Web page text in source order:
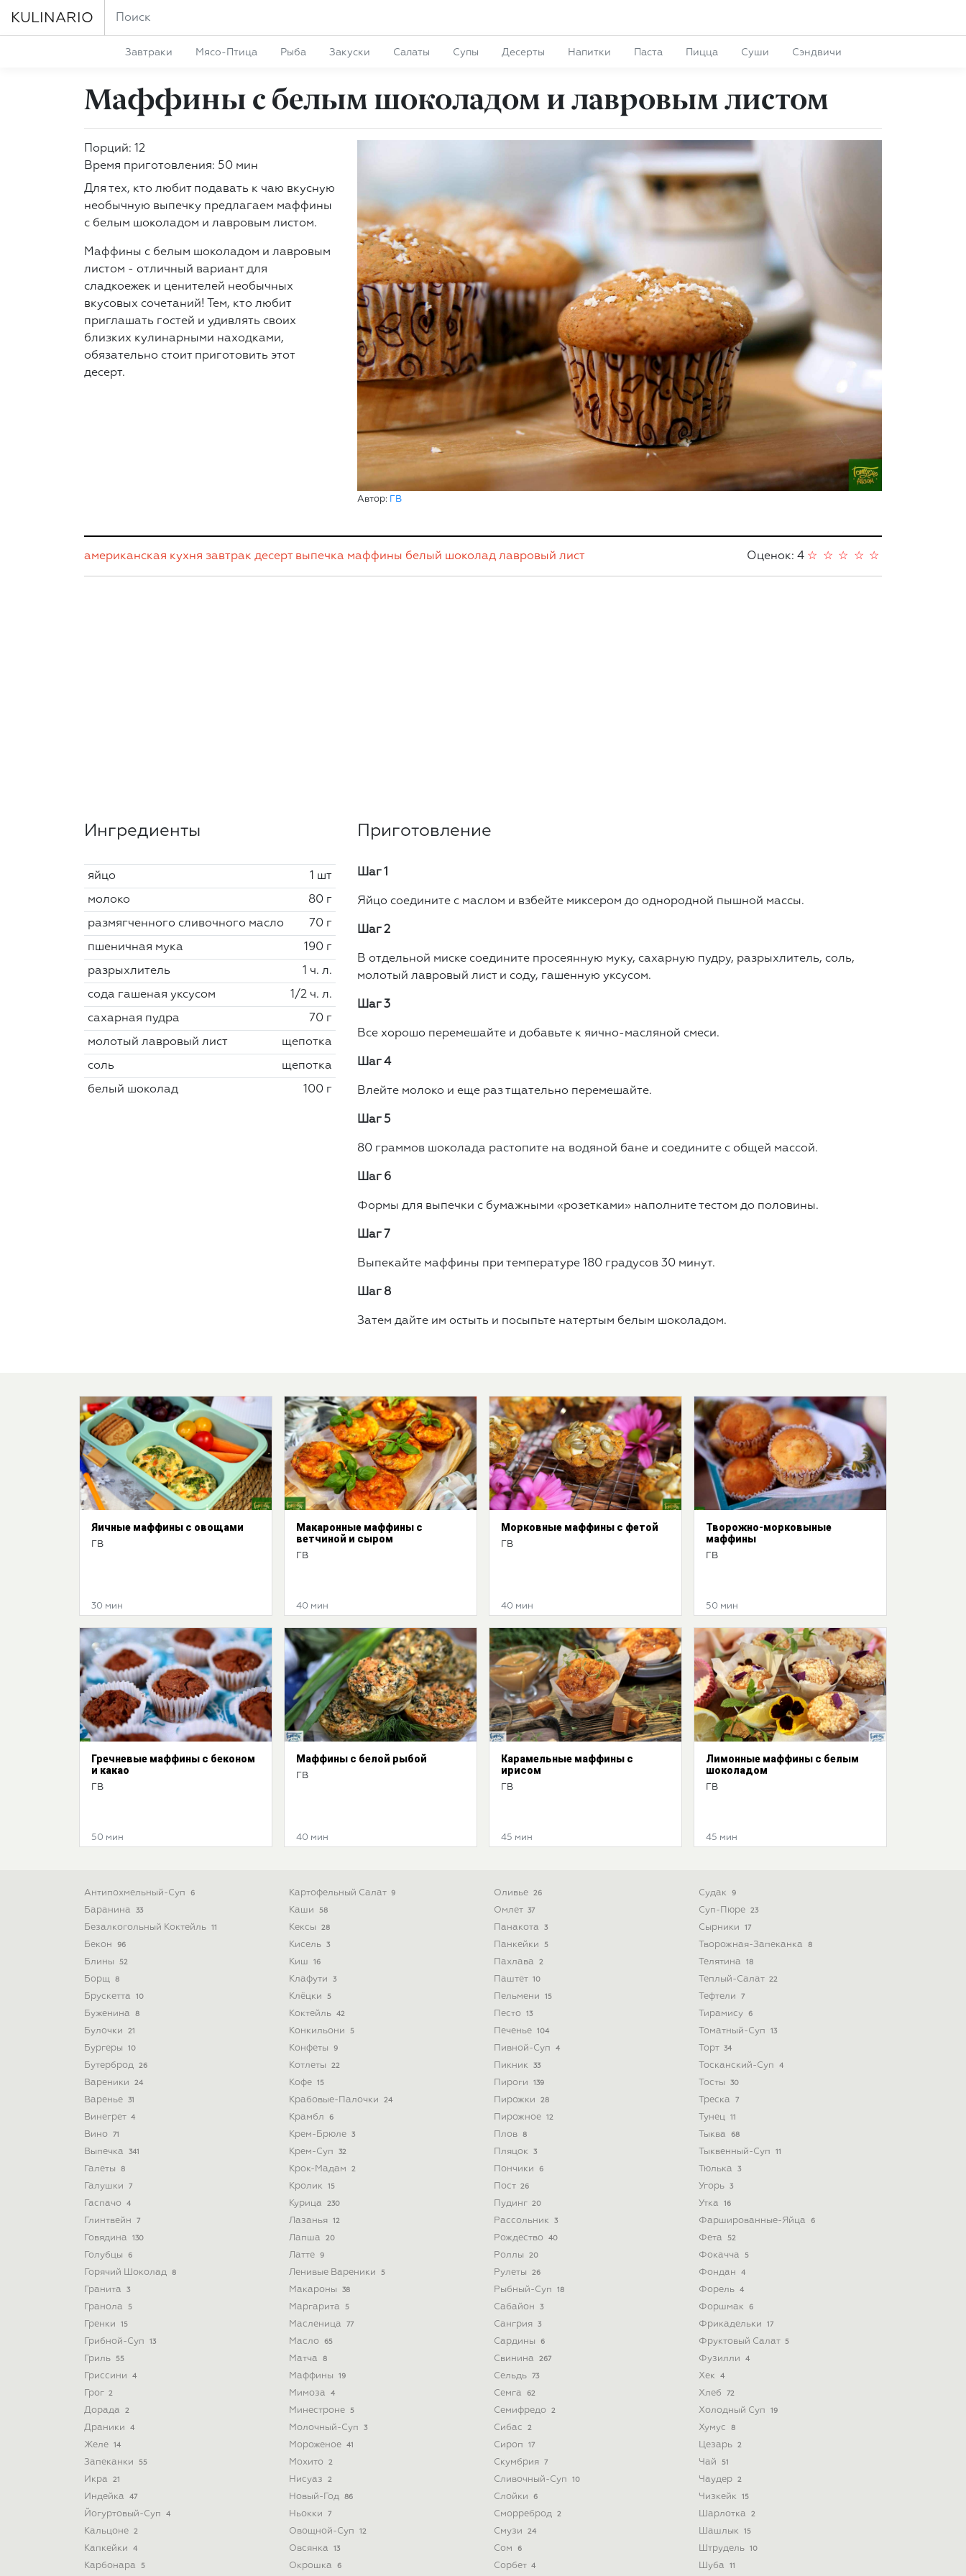
KULINARIO
Завтраки Мясо-Птица Рыба Закуски Салаты Супы Десерты Напитки Паста Пицца Суши Сэндвичи
Маффины с белым шоколадом и лавровым листом
Автор: ГВ
Порций: 12
Время приготовления: 50 мин
Для тех, кто любит подавать к чаю вкусную
необычную выпечку предлагаем маффины
с белым шоколадом и лавровым листом.
Маффины с белым шоколадом и лавровым
листом - отличный вариант для
сладкоежек и ценителей необычных
вкусовых сочетаний! Тем, кто любит
приглашать гостей и удивлять своих
близких кулинарными находками,
обязательно стоит приготовить этот
десерт.
американская кухня завтрак десерт выпечка маффины белый шоколад лавровый лист Оценок: 4 ☆
☆
☆
☆
☆
Ингредиенты
яйцо 1 шт
молоко 80 г
размягченного сливочного масло 70 г
пшеничная мука 190 г
разрыхлитель 1 ч. л.
сода гашеная уксусом 1/2 ч. л.
сахарная пудра 70 г
молотый лавровый лист щепотка
соль щепотка
белый шоколад 100 г
Приготовление
Шаг 1
Яйцо соедините с маслом и взбейте миксером до однородной пышной массы.
Шаг 2
В отдельной миске соедините просеянную муку, сахарную пудру, разрыхлитель, соль,
молотый лавровый лист и соду, гашенную уксусом.
Шаг 3
Все хорошо перемешайте и добавьте к яично-масляной смеси.
Шаг 4
Влейте молоко и еще раз тщательно перемешайте.
Шаг 5
80 граммов шоколада растопите на водяной бане и соедините с общей массой.
Шаг 6
Формы для выпечки с бумажными «розетками» наполните тестом до половины.
Шаг 7
Выпекайте маффины при температуре 180 градусов 30 минут.
Шаг 8
Затем дайте им остыть и посыпьте натертым белым шоколадом.
Яичные маффины с овощами
ГВ
30 мин
Макаронные маффины с
ветчиной и сыром
ГВ
40 мин
Морковные маффины с фетой
ГВ
40 мин
Творожно-морковыные
маффины
ГВ
50 мин
Гречневые маффины с беконом
и какао
ГВ
50 мин
Маффины с белой рыбой
ГВ
40 мин
Карамельные маффины с
ирисом
ГВ
45 мин
Лимонные маффины с белым
шоколадом
ГВ
45 мин
Антипохмельный-Суп 6
Баранина 33
Безалкогольный Коктейль 11
Бекон 96
Блины 52
Борщ 8
Брускетта 10
Буженина 8
Булочки 21
Бургеры 10
Бутерброд 26
Вареники 24
Варенье 31
Винегрет 4
Вино 71
Выпечка 341
Галеты 8
Галушки 7
Гаспачо 4
Глинтвейн 7
Говядина 130
Голубцы 6
Горячий Шоколад 8
Гранита 3
Гранола 5
Гренки 15
Грибной-Суп 13
Гриль 55
Гриссини 4
Грог 2
Дорада 2
Драники 4
Желе 14
Запеканки 55
Икра 21
Индейка 47
Йогуртовый-Суп 4
Кальцоне 2
Капкейки 4
Карбонара 5
Картофельный Салат 9
Каши 58
Кексы 28
Кисель 3
Киш 16
Клафути 3
Клёцки 5
Коктейль 42
Конкильони 5
Конфеты 9
Котлеты 22
Кофе 15
Крабовые-Палочки 24
Крамбл 6
Крем-Брюле 3
Крем-Суп 32
Крок-Мадам 2
Кролик 15
Курица 230
Лазанья 12
Лапша 20
Латте 9
Ленивые Вареники 5
Макароны 38
Маргарита 5
Масленица 77
Масло 65
Матча 8
Маффины 19
Мимоза 4
Минестроне 5
Молочный-Суп 3
Мороженое 41
Мохито 2
Нисуаз 2
Новый-Год 86
Ньокки 7
Овощной-Суп 12
Овсянка 13
Окрошка 6
Оливье 26
Омлет 37
Панакота 3
Панкейки 5
Пахлава 2
Паштет 10
Пельмени 15
Песто 13
Печенье 104
Пивной-Суп 4
Пикник 33
Пироги 139
Пирожки 28
Пирожное 12
Плов 8
Пляцок 3
Пончики 6
Пост 26
Пудинг 20
Рассольник 3
Рождество 40
Роллы 20
Рулеты 26
Рыбный-Суп 18
Сабайон 3
Сангрия 3
Сардины 6
Свинина 267
Сельдь 73
Семга 62
Семифредо 2
Сибас 2
Сироп 17
Скумбрия 7
Сливочный-Суп 10
Слойки 6
Сморреброд 2
Смузи 24
Сом 6
Сорбет 4
Судак 9
Суп-Пюре 23
Сырники 17
Творожная-Запеканка 8
Телятина 18
Теплый-Салат 22
Тефтели 7
Тирамису 6
Томатный-Суп 13
Торт 34
Тосканский-Суп 4
Тосты 30
Треска 7
Тунец 11
Тыква 68
Тыквенный-Суп 11
Тюлька 3
Угорь 3
Утка 16
Фаршированные-Яйца 6
Фета 52
Фокачча 5
Фондан 4
Форель 4
Форшмак 6
Фрикадельки 17
Фруктовый Салат 5
Фузилли 4
Хек 4
Хлеб 72
Холодный Суп 19
Хумус 8
Цезарь 2
Чай 51
Чаудер 2
Чизкейк 15
Шарлотка 2
Шашлык 15
Штрудель 10
Шуба 11